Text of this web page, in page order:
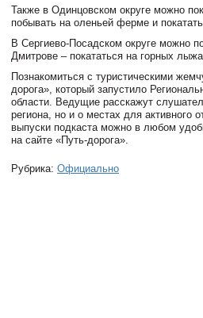
Также в Одинцовском округе можно
побывать на оленьей ферме и
В Сергиево-Посадском округе можно
Дмитрове – покататься на горных
Познакомиться с туристическими
дорога», который запустило
области. Ведущие расскажут
региона, но и о местах для
выпуски подкаста можно в любом
на сайте «Путь-дорога».
Рубрика: Официально